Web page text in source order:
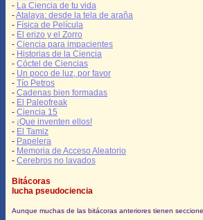
- La Ciencia de tu vida
-Atalaya: desde la tela de araña
- Física de Película
- El erizo y el Zorro
- Ciencia para impacientes
- Historias de la Ciencia
- Cóctel de Ciencias
- Un poco de luz, por favor
- Tío Petros
- Cadenas bien formadas
- El Paleofreak
- Ciencia 15
- ¡Que inventen ellos!
- El Tamiz
- Papelera
- Memoria de Acceso Aleatorio
- Cerebros no lavados
Bitácoras
lucha pseudociencia
Aunque muchas de las bitácoras anteriores tienen